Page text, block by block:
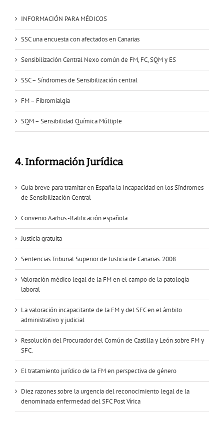
INFORMACIÓN PARA MÉDICOS
SSC una encuesta con afectados en Canarias
Sensibilización Central Nexo común de FM, FC, SQM y ES
SSC – Síndromes de Sensibilización central
FM – Fibromialgia
SQM – Sensibilidad Química Múltiple
4. Información Jurídica
Guía breve para tramitar en España la Incapacidad en los Sïndromes
de Sensibilización Central
Convenio Aarhus -Ratificación española
Justicia gratuita
Sentencias Tribunal Superior de Justicia de Canarias. 2008
Valoración médico legal de la FM en el campo de la patología
laboral
La valoración incapacitante de la FM y del SFC en el ámbito
administrativo y judicial
Resolución del Procurador del Común de Castilla y León sobre FM y
SFC.
El tratamiento jurídico de la FM en perspectiva de género
Diez razones sobre la urgencia del reconocimiento legal de la
denominada enfermedad del SFC Post Vírica